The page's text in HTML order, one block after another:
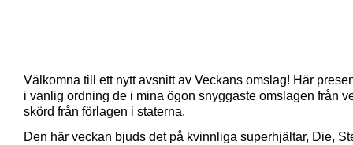
Välkomna till ett nytt avsnitt av Veckans omslag! Här
i vanlig ordning de i mina ögon snyggaste omslagen från
skörd från förlagen i staterna.
Den här veckan bjuds det på kvinnliga superhjältar, Die,